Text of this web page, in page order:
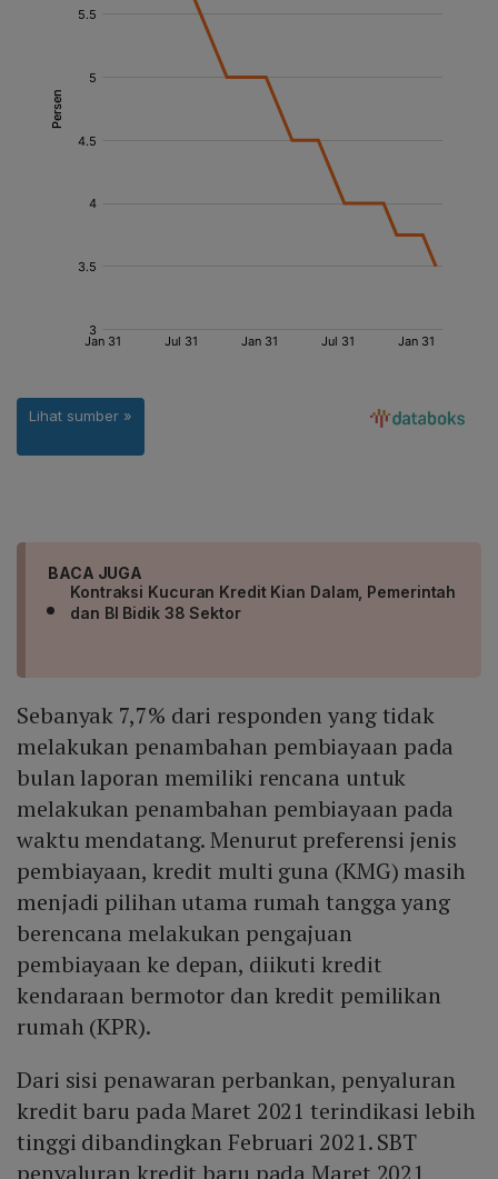
BACA JUGA
Kontraksi Kucuran Kredit Kian Dalam, Pemerintah
dan BI Bidik 38 Sektor
Sebanyak 7,7% dari responden yang tidak
melakukan penambahan pembiayaan pada
bulan laporan memiliki rencana untuk
melakukan penambahan pembiayaan pada
waktu mendatang. Menurut preferensi jenis
pembiayaan, kredit multi guna (KMG) masih
menjadi pilihan utama rumah tangga yang
berencana melakukan pengajuan
pembiayaan ke depan, diikuti kredit
kendaraan bermotor dan kredit pemilikan
rumah (KPR).
Dari sisi penawaran perbankan, penyaluran
kredit baru pada Maret 2021 terindikasi lebih
tinggi dibandingkan Februari 2021. SBT
penyaluran kredit baru pada Maret 2021